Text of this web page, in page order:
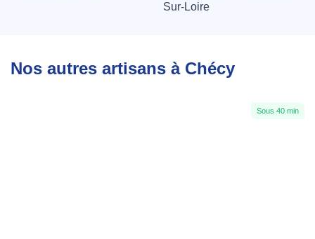
Sur-Loire
Nos autres artisans à Chécy
Sous 40 min